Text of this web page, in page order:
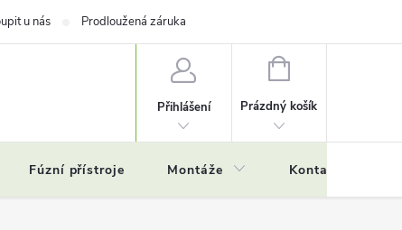
u nás Prodloužená záruka
Přihlášení
NÁKUPNÍ
Prázdný košík
Fúzní přístroje Montáže Kontakty